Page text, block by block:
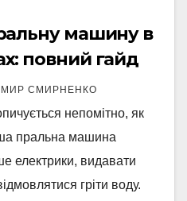
машину в
повний гайд
СМИРНЕНКО
непомітно, як
пральна машина
електрики, видавати
гріти воду.